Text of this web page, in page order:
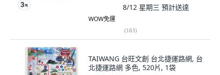
8/12 星期三 預計送達
WOW免運
(163)
TAIWANG 台旺文創 台北捷運路網, 台
北捷運路網 多色, 520片, 1袋